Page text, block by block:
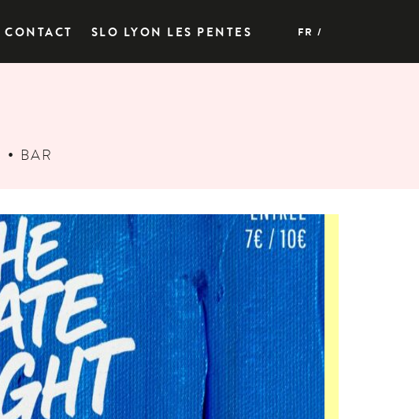
CONTACT SLO LYON LES PENTES FR
BAR